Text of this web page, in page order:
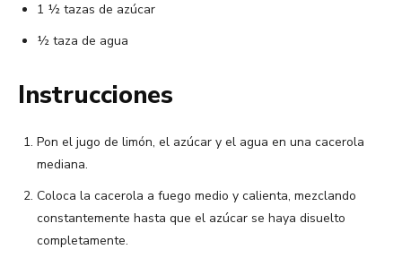
1 ½ tazas de azúcar
½ taza de agua
Instrucciones
Pon el jugo de limón, el azúcar y el agua en una cacerola
mediana.
Coloca la cacerola a fuego medio y calienta, mezclando
constantemente hasta que el azúcar se haya disuelto
completamente.